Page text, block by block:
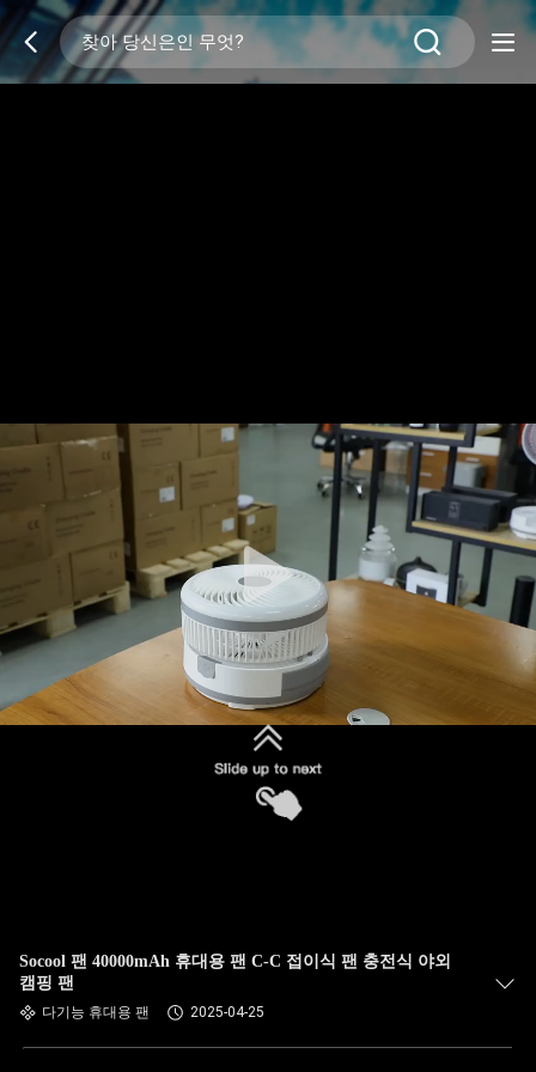
Socool 팬 40000mAh 휴대용 팬 C-C 접이식 팬 충전식 야외
캠핑 팬
다기능 휴대용 팬 2025-04-25